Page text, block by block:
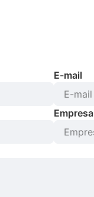
E-mail
Empresa